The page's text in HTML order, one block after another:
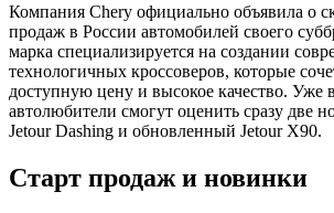
Компания Chery официально объявила о
продаж в России автомобилей своего
марка специализируется на создании
технологичных кроссоверов, которые
доступную цену и высокое качество. Уже
автолюбители смогут оценить сразу две
Jetour Dashing и обновленный Jetour X90.
Старт продаж и новинки